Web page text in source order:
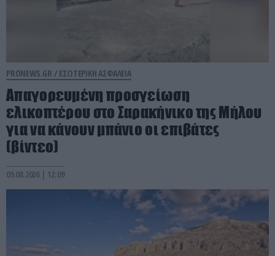
PRONEWS.GR / ΕΣΩΤΕΡΙΚΗ ΑΣΦΑΛΕΙΑ
Απαγορευμένη προσγείωση
ελικοπτέρου στο Σαρακήνικο της Μήλου
για να κάνουν μπάνιο οι επιβάτες
(βίντεο)
09.08.2026 | 12:09